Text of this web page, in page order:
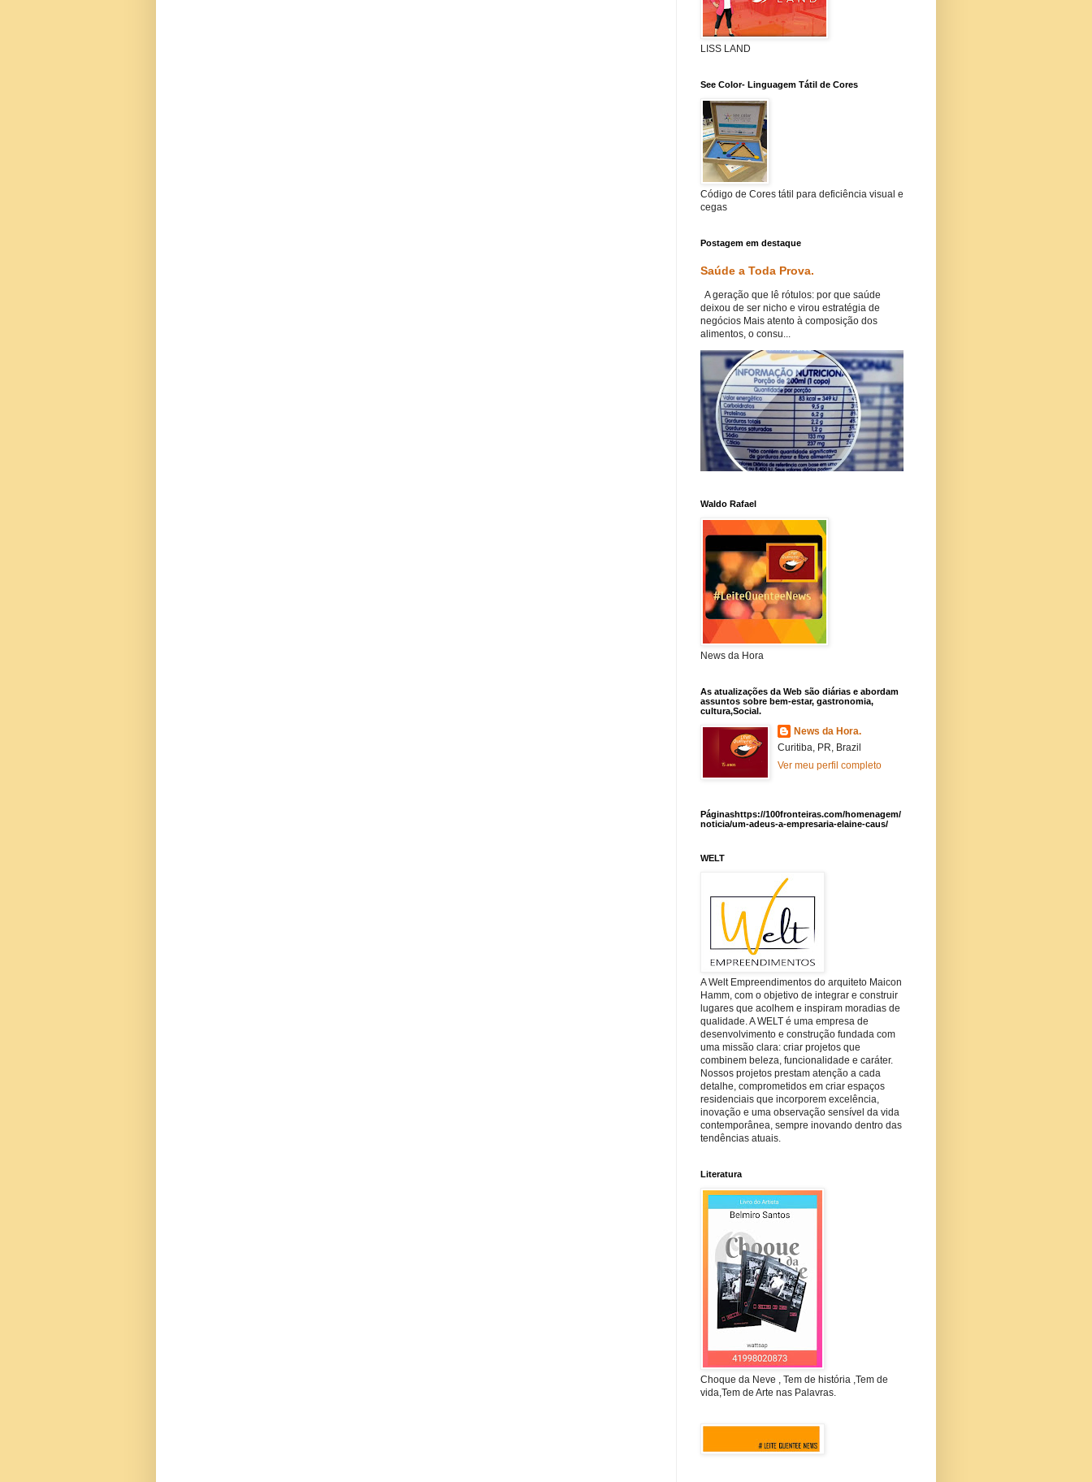
LISS LAND
See Color- Linguagem Tátil de Cores
Código de Cores tátil para deficiência visual e
cegas
Postagem em destaque
Saúde a Toda Prova.
A geração que lê rótulos: por que saúde
deixou de ser nicho e virou estratégia de
negócios Mais atento à composição dos
alimentos, o consu...
Waldo Rafael
News da Hora
As atualizações da Web são diárias e abordam
assuntos sobre bem-estar, gastronomia,
cultura,Social.
News da Hora.
Curitiba, PR, Brazil
Ver meu perfil completo
Páginashttps://100fronteiras.com/homenagem/
noticia/um-adeus-a-empresaria-elaine-caus/
WELT
A Welt Empreendimentos do arquiteto Maicon
Hamm, com o objetivo de integrar e construir
lugares que acolhem e inspiram moradias de
qualidade. A WELT é uma empresa de
desenvolvimento e construção fundada com
uma missão clara: criar projetos que
combinem beleza, funcionalidade e caráter.
Nossos projetos prestam atenção a cada
detalhe, comprometidos em criar espaços
residenciais que incorporem excelência,
inovação e uma observação sensível da vida
contemporânea, sempre inovando dentro das
tendências atuais.
Literatura
Choque da Neve , Tem de história ,Tem de
vida,Tem de Arte nas Palavras.